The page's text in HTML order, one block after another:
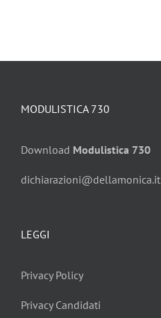
MODULISTICA 730
Download Modulistica 730
dichiarazioni@dellamonica.it
LEGGI
Privacy Policy
Privacy Candidati